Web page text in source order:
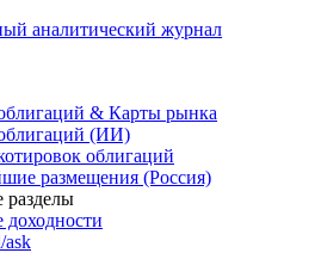
аналитический журнал
& Карты рынка
(ИИ)
облигаций
размещения (Россия)
разделы
ask